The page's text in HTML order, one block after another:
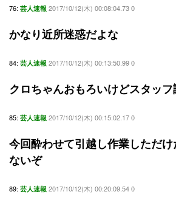
76: 芸人速報 2017/10/12(木) 00:08:04.73 0
かなり近所迷惑だよな
84: 芸人速報 2017/10/12(木) 00:13:50.99 0
クロちゃんおもろいけどスタッ
85: 芸人速報 2017/10/12(木) 00:15:02.17 0
今回酔わせて引越し作業しただけ
ないぞ
89: 芸人速報 2017/10/12(木) 00:20:09.54 0